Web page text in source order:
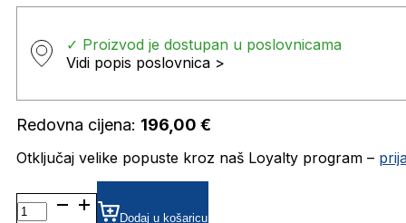
✓ Proizvod je dostupan u poslovnicama
Vidi popis poslovnica >
Redovna cijena: 196,00 €
Otključaj velike popuste kroz naš Loyalty program –
TIENES DIOPTRIJSKI
Dodaj u košaricu